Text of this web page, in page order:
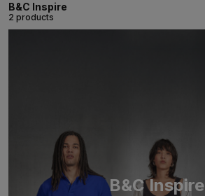
B&C Inspire
2 products
B&C Inspire